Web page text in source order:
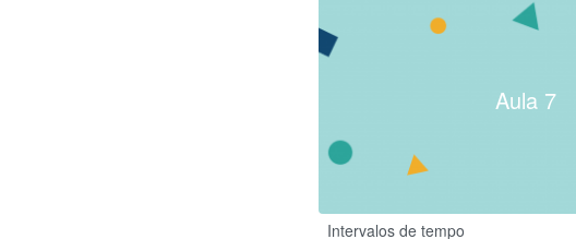
Aula 7
Intervalos de tempo